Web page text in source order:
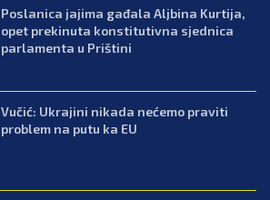
Poslanica jajima gađala Aljbina Kurtija,
opet prekinuta konstitutivna sjednica
parlamenta u Prištini
Vučić: Ukrajini nikada nećemo praviti
problem na putu ka EU